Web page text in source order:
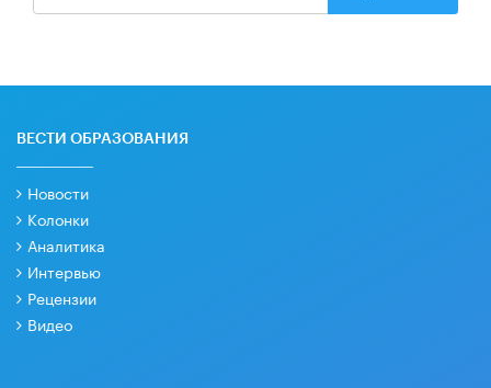
ВЕСТИ ОБРАЗОВАНИЯ
Новости
Колонки
Аналитика
Интервью
Рецензии
Видео